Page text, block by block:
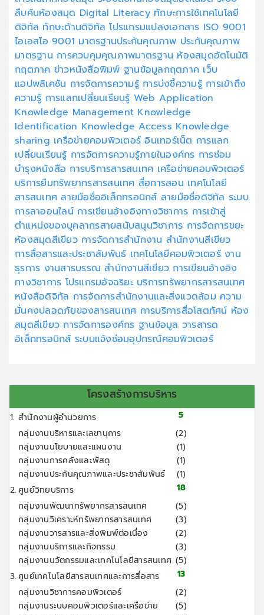
สืบค้นห้องสมุด Digital Literacy ทักษะการใช้เทคโนโลยี
ดิจิทัล ทักษะด้านดิจิทัลโปรแกรมแปลงเอกสาร ISO 9001
ไอเอสโอ 9001 มาตรฐานประกันคุณภาพ ประกันคุณภาพ
มาตรฐาน การควบคุมคุณภาพมาตรฐาน ห้องสมุดอัตโนมัติ
กฤตภาค ข่าวหนังสือพิมพ์ ฐานข้อมูลกฤตภาค เว็บ
แอปพลิเคชัน การจัดการความรู้ การบ่งชี้ความรู้ การเข้าถึง
ความรู้ การแลกเปลี่ยนเรียนรู้ Web Application
Knowledge Management Knowledge
Identification Knowledge Access Knowledge
sharing เครือข่ายคอมพิวเตอร์อินเทอร์เน็ต การแลก
เปลี่ยนเรียนรู้ การจัดการความรู้ภายในองค์กร การซ่อม
บำรุงหนังสือ การบริการสารสนเทศ เครือข่ายคอมพิวเตอร์
บริการยืมทรัพยากรสารสนเทศ สื่อการสอน เทคโนโลยี
สารสนเทศลายมือชื่ออิเล็กทรอนิกส์ ลายมือชื่อดิจิทัล ระบบ
การลาออนไลน์ การเขียนอ้างอิงทางวิชาการ การเข้าสู่
ตำแหน่งของบุคลากรสายสนับสนุนวิชาการ การจัดการขยะ
ห้องสมุดสีเขียว การจัดการสำนักงาน สำนักงานสีเขียว
การสื่อสารและประชาสัมพันธ์ เทคโนโลยีคอมพิวเตอร์ งาน
ธุรการ งานสารบรรณสำนักงานสีเขียว การเขียนอ้างอิง
ทางวิชาการ โปรแกรมอัจฉริยะ บริการทรัพยากรสารสนเทศ
หนังสือดิจิทัล การจัดการสำนักงานและสิ่งแวดล้อม ความ
มั่นคงปลอดภัยของสารสนเทศ การบริการสื่อโสตทัศน์ ห้อง
สมุดสีเขียว การจัดการองค์กร ฐานข้อมูล วารสารด
อิเล็กทรอนิกส์ ระบบแจ้งซ่อมอุปกรณ์คอมพิวเตอร์
โครงสร้างการบริหาร
1. สำนักงานผู้อำนวยการ
5
กลุ่มงานบริหารและเลขานุการ
(2)
กลุ่มงานนโยบายและแผนงาน
(1)
กลุ่มงานการคลังและพัสดุ
(1)
กลุ่มงานประกันคุณภาพและประชาสัมพันธ์
(1)
2. ศูนย์วิทยบริการ
18
กลุ่มงานพัฒนาทรัพยากรสารสนเทศ
(5)
กลุ่มงานวิเคราะห์ทรัพยากรสารสนเทศ
(3)
กลุ่มงานวารสารและสิ่งพิมพ์ต่อเนื่อง
(2)
กลุ่มงานบริการและกิจกรรม
(3)
กลุ่มงานนวัตกรรมและเทคโนโลยีสารสนเทศ (5)
3. ศูนย์เทคโนโลยีสารสนเทศและการสื่อสาร
13
กลุ่มงานวิชาการคอมพิวเตอร์
(2)
กลุ่มงานระบบคอมพิวเตอร์และเครือข่าย
(5)